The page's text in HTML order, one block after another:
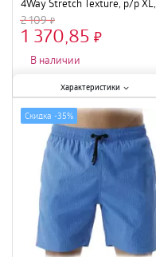
Характеристики:
Размер:XL;
4Way Stretch Texture, р/р XL,
зеленый, KMB-226
2 109
1 370,85
В наличии
Характеристики
Скидка -35%